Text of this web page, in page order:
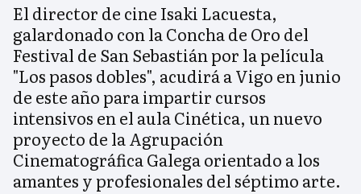
El director de cine Isaki Lacuesta,
galardonado con la Concha de Oro del
Festival de San Sebastián por la película
"Los pasos dobles", acudirá a Vigo en junio
de este año para impartir cursos
intensivos en el aula Cinética, un nuevo
proyecto de la Agrupación
Cinematográfica Galega orientado a los
amantes y profesionales del séptimo arte.